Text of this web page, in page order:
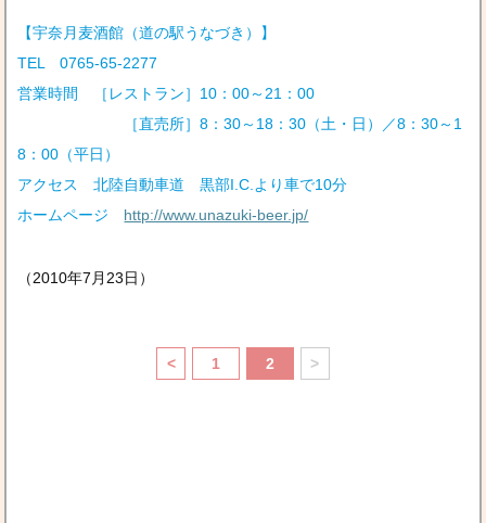
【宇奈月麦酒館（道の駅うなづき）】
TEL 0765-65-2277
営業時間 ［レストラン］10：00～21：00
［直売所］8：30～18：30（土・日）／8：30～1
8：00（平日）
アクセス 北陸自動車道 黒部I.C.より車で10分
ホームページ http://www.unazuki-beer.jp/
（2010年7月23日）
< 1 2 >